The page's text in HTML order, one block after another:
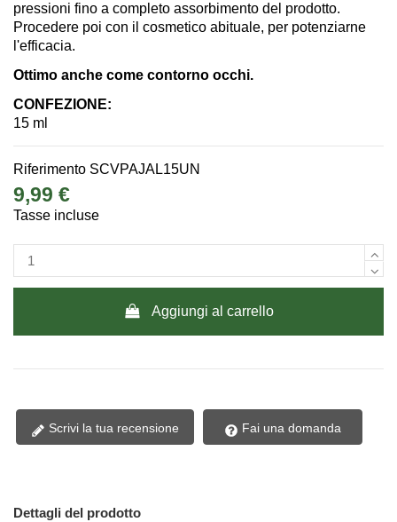
pressioni fino a completo assorbimento del prodotto.
Procedere poi con il cosmetico abituale, per potenziarne
l'efficacia.
Ottimo anche come contorno occhi.
CONFEZIONE:
15 ml
Riferimento SCVPAJAL15UN
9,99 €
Tasse incluse
Aggiungi al carrello
Scrivi la tua recensione Fai una domanda
Dettagli del prodotto